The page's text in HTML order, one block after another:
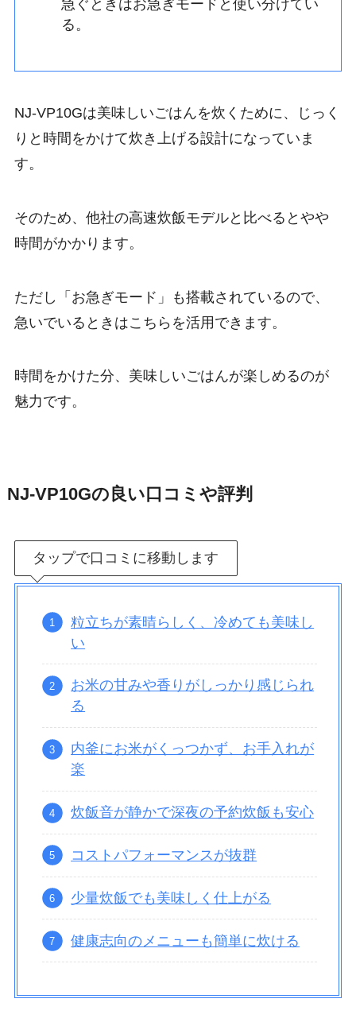
急ぐときはお急ぎモードと使い分けてい
る。
NJ-VP10Gは美味しいごはんを炊くために、じっく
りと時間をかけて炊き上げる設計になっていま
す。
そのため、他社の高速炊飯モデルと比べるとやや
時間がかかります。
ただし「お急ぎモード」も搭載されているので、
急いでいるときはこちらを活用できます。
時間をかけた分、美味しいごはんが楽しめるのが
魅力です。
NJ-VP10Gの良い口コミや評判
タップで口コミに移動します
粒立ちが素晴らしく、冷めても美味し
い
お米の甘みや香りがしっかり感じられ
る
内釜にお米がくっつかず、お手入れが
楽
炊飯音が静かで深夜の予約炊飯も安心
コストパフォーマンスが抜群
少量炊飯でも美味しく仕上がる
健康志向のメニューも簡単に炊ける